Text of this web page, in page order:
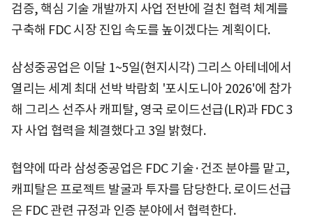
검증, 핵심 기술 개발까지 사업 전반에 걸친 협력 체계를
구축해 FDC 시장 진입 속도를 높이겠다는 계획이다.
삼성중공업은 이달 1~5일(현지시각) 그리스 아테네에서
열리는 세계 최대 선박 박람회 '포시도니아 2026'에 참가
해 그리스 선주사 캐피탈, 영국 로이드선급(LR)과 FDC 3
자 사업 협력을 체결했다고 3일 밝혔다.
협약에 따라 삼성중공업은 FDC 기술·건조 분야를 맡고,
캐피탈은 프로젝트 발굴과 투자를 담당한다. 로이드선급
은 FDC 관련 규정과 인증 분야에서 협력한다.